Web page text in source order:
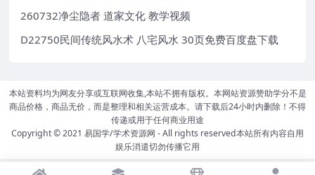
260732净尘隐者 道家文化 教学视频
D22750民间传统风水术 八宅风水 30页免费百度盘下载
本站资料均为网友分享或互联网收集,本站不拥有版权。本网站资源赞助学分不是
商品价格，商品无价，而是整理和相关运营成本。请下载后24小时内删除！不得
传递或用于任何商业用途
Copyright © 2021 易国学/学术资源网 - All rights reserved本站所有内容自用
娱乐消遣切勿传播它用